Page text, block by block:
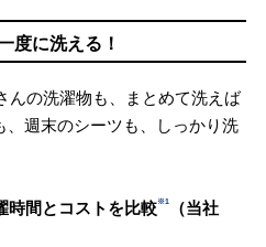
度に洗える！
んの洗濯物も、まとめて洗えば
、週末のシーツも、しっかり洗
時間とコストを比較※1
（当社